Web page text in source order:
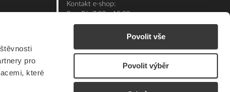
pro
které
Povolit vše
Povolit výběr
Kontakt e-shop:
Po - Pá: 7:00 - 15:30
E-mail:eshop@elfetex.cz